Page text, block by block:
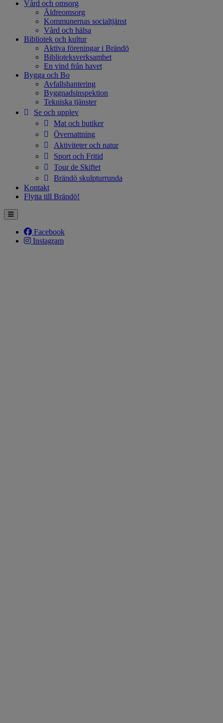
Vård och omsorg
Äldreomsorg
Kommunernas socialtjänst
Vård och hälsa
Bibliotek och kultur
Aktiva föreningar i Brändö
Biblioteksverksamhet
En vind från havet
Bygga och Bo
Avfallshantering
Byggnadsinspektion
Tekniska tjänster
Se och upplev
Mat och butiker
Övernattning
Aktiviteter och natur
Sport och Fritid
Tour de Skiftet
Brändö skulpturrunda
Kontakt
Flytta till Brändö!
Facebook
Instagram